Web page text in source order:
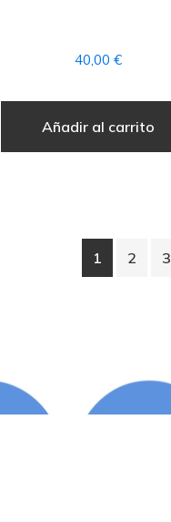
40,00 €
Añadir al carrito
1 2 3